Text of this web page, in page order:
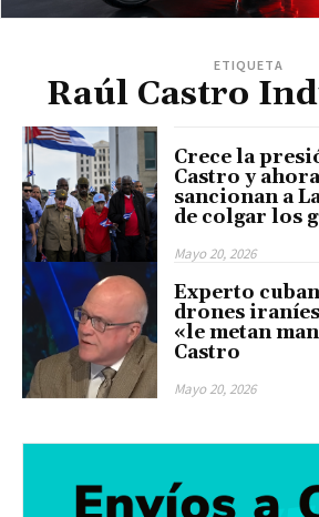
ETIQUETA
Raúl Castro
Crece la
Castro y
sancionan a
de colgar los
Mayo 20, 2026
Experto
drones
«le metan
Castro
Mayo 20, 2026